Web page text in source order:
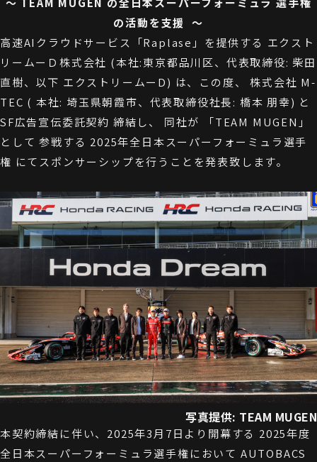
の活動を支援 〜
高速AIクラウドサービス「Raplase」を提供する エクスト
リームーＤ株式会社 (本社:東京都品川区、代表取締役: 柴田
直樹、以下 エクストリームーD) は、この度、 株式会社 M-
TEC ( 本社: 埼玉県朝霞市、代表取締役社長: 橋本 朋幸) と
SF広告宣伝委託契約 締結し、 同社が 「TEAM MUGEN」
として 参戦する 2025年全日本スーパーフォーミュラ選手
権 にてスポンサーシップを行うことを発表致します。
写真提供: TEAM MUGEN
本契約締結に伴い、2025年3月7日より開幕する 2025年度
全日本スーパーフォーミュラ選手権において AUTOBACS